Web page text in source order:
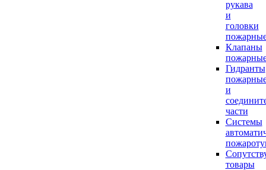
рукава
и
головки
Клапаны
Гидранты
и
части
Системы
товары